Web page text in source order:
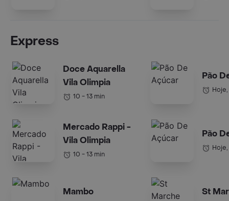
Express
Doce Aquarella
Vila Olimpia
10 - 13 min
Mercado Rappi -
Vila Olimpia
10 - 13 min
Mambo
Pão
Pão
St